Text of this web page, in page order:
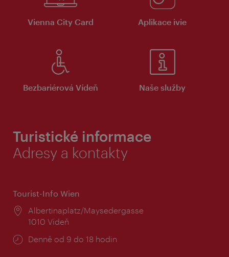
Vienna City Card Aplikace ivie
Bezbariérová Vídeň Naše služby
Turistické informace
Adresy a kontakty
Tourist-Info Wien
Místo:
Albertinaplatz/Maysedergasse
1010 Vídeň
Provozní
Denně od 9 do 18 hodin